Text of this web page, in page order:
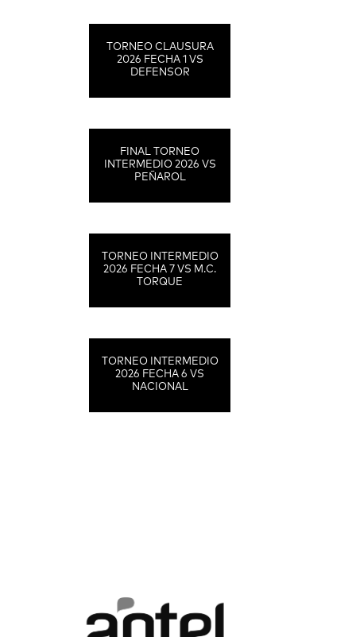
TORNEO CLAUSURA
2026 FECHA 1 VS
DEFENSOR
FINAL TORNEO
INTERMEDIO 2026 VS
PEÑAROL
TORNEO INTERMEDIO
2026 FECHA 7 VS M.C.
TORQUE
TORNEO INTERMEDIO
2026 FECHA 6 VS
NACIONAL